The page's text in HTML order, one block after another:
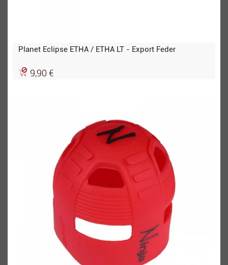
Planet Eclipse ETHA / ETHA LT - Export Feder
9,90 €